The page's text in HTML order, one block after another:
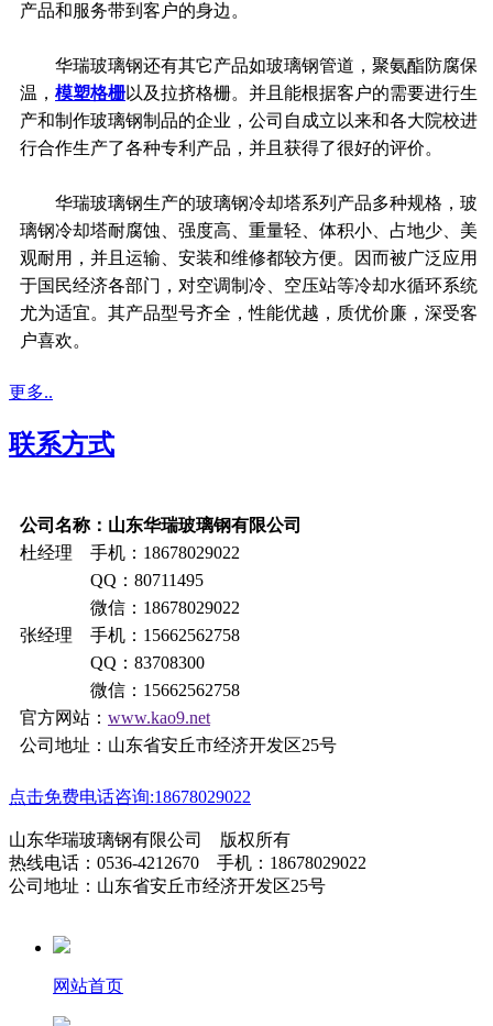
产品和服务带到客户的身边。
华瑞玻璃钢还有其它产品如玻璃钢管道，聚氨酯防腐保
温， 模塑格栅以及拉挤格栅。并且能根据客户的需要进行生
产和制作玻璃钢制品的企业，公司自成立以来和各大院校进
行合作生产了各种专利产品，并且获得了很好的评价。
华瑞玻璃钢生产的玻璃钢冷却塔系列产品多种规格，玻
璃钢冷却塔耐腐蚀、强度高、重量轻、体积小、占地少、美
观耐用，并且运输、安装和维修都较方便。因而被广泛应用
于国民经济各部门，对空调制冷、空压站等冷却水循环系统
尤为适宜。其产品型号齐全，性能优越，质优价廉，深受客
户喜欢。
更多..
联系方式
公司名称：山东华瑞玻璃钢有限公司
杜经理 手机：18678029022
QQ：80711495
微信：18678029022
张经理 手机：15662562758
QQ：83708300
微信：15662562758
官方网站： www.kao9.net
公司地址：山东省安丘市经济开发区25号
点击免费电话咨询:18678029022
山东华瑞玻璃钢有限公司 版权所有
热线电话：0536-4212670 手机：18678029022
公司地址：山东省安丘市经济开发区25号
网站首页